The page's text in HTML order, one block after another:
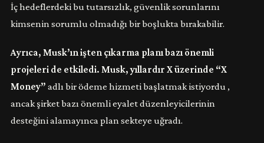
İç hedeflerdeki bu tutarsızlık, güvenlik sorunlarını
kimsenin sorumlu olmadığı bir boşlukta bırakabilir.
Ayrıca, Musk’ın işten çıkarma planı bazı önemli
projeleri de etkiledi. Musk, yıllardır X üzerinde “X
Money” adlı bir ödeme hizmeti başlatmak istiyordu ,
ancak şirket bazı önemli eyalet düzenleyicilerinin
desteğini alamayınca plan sekteye uğradı.